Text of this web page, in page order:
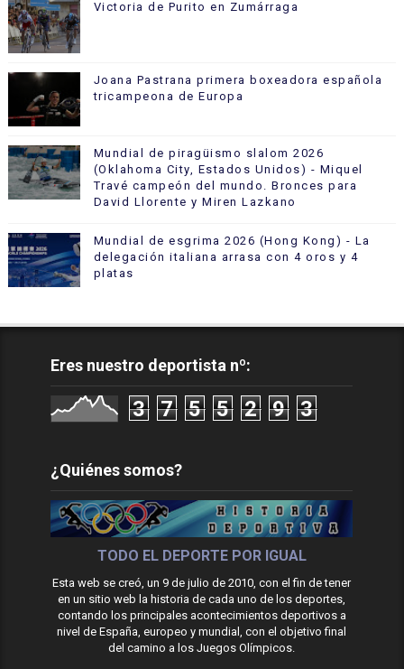
Victoria de Purito en Zumárraga
Joana Pastrana primera boxeadora española
tricampeona de Europa
Mundial de piragüismo slalom 2026
(Oklahoma City, Estados Unidos) - Miquel
Travé campeón del mundo. Bronces para
David Llorente y Miren Lazkano
Mundial de esgrima 2026 (Hong Kong) - La
delegación italiana arrasa con 4 oros y 4
platas
Eres nuestro deportista nº:
3 7 5 5 2 9 3
¿Quiénes somos?
TODO EL DEPORTE POR IGUAL
Esta web se creó, un 9 de julio de 2010, con el fin de tener
en un sitio web la historia de cada uno de los deportes,
contando los principales acontecimientos deportivos a
nivel de España, europeo y mundial, con el objetivo final
del camino a los Juegos Olímpicos.